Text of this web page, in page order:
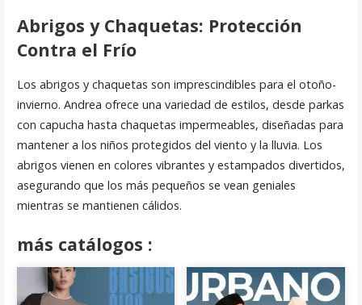
Abrigos y Chaquetas: Protección
Contra el Frío
Los abrigos y chaquetas son imprescindibles para el otoño-
invierno. Andrea ofrece una variedad de estilos, desde parkas
con capucha hasta chaquetas impermeables, diseñadas para
mantener a los niños protegidos del viento y la lluvia. Los
abrigos vienen en colores vibrantes y estampados divertidos,
asegurando que los más pequeños se vean geniales
mientras se mantienen cálidos.
más catálogos :